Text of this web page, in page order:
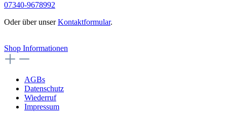
07340-9678992
Oder über unserKontaktformular.
Shop Informationen
AGBs
Datenschutz
Wiederruf
Impressum